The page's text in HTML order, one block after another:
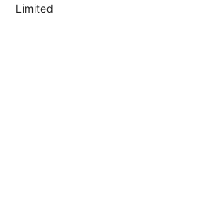
Limited